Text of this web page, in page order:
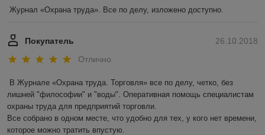
Журнал «Охрана труда». Все по делу, изложено доступно.
26.10.2018
Покупатель
Отлично
В Журнале «Охрана труда. Торговля» все по делу, четко, без
лишней "философии" и "воды". Оперативная помощь специалистам
охраны труда для предприятий торговли.
Все собрано в одном месте, что удобно для тех, у кого нет времени,
которое можно тратить впустую.